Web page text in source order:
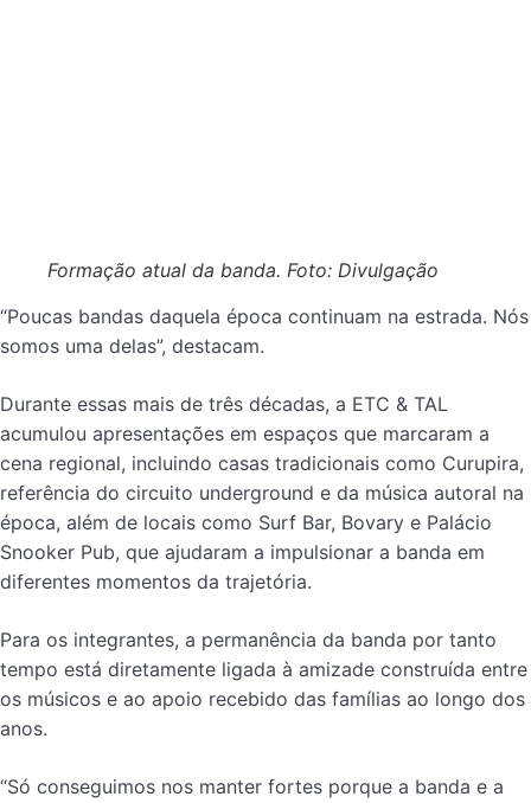
Formação atual da banda. Foto: Divulgação
“Poucas bandas daquela época continuam na estrada. Nós
somos uma delas”, destacam.
Durante essas mais de três décadas, a ETC & TAL
acumulou apresentações em espaços que marcaram a
cena regional, incluindo casas tradicionais como Curupira,
referência do circuito underground e da música autoral na
época, além de locais como Surf Bar, Bovary e Palácio
Snooker Pub, que ajudaram a impulsionar a banda em
diferentes momentos da trajetória.
Para os integrantes, a permanência da banda por tanto
tempo está diretamente ligada à amizade construída entre
os músicos e ao apoio recebido das famílias ao longo dos
anos.
“Só conseguimos nos manter fortes porque a banda e a